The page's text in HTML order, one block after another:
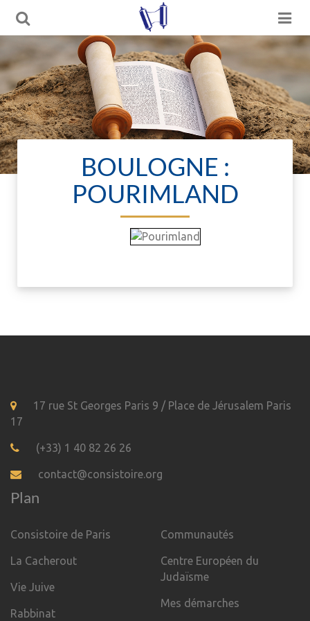
BOULOGNE :
POURIMLAND
17 rue St Georges Paris 9 / Place de Jérusalem Paris
17
(+33) 1 40 82 26 26
contact@consistoire.org
Plan
Consistoire de Paris
La Cacherout
Vie Juive
Rabbinat
Communautés
Centre Européen du
Judaïsme
Mes démarches